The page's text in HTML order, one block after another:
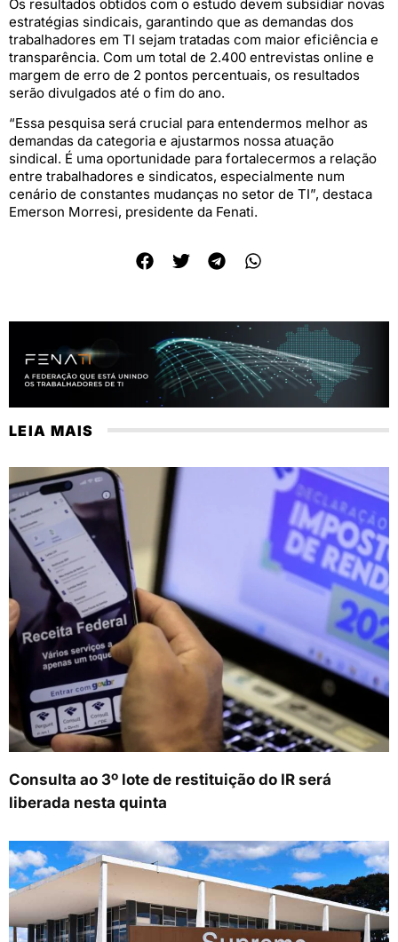
Os resultados obtidos com o estudo devem subsidiar novas
estratégias sindicais, garantindo que as demandas dos
trabalhadores em TI sejam tratadas com maior eficiência e
transparência. Com um total de 2.400 entrevistas online e
margem de erro de 2 pontos percentuais, os resultados
serão divulgados até o fim do ano.
“Essa pesquisa será crucial para entendermos melhor as
demandas da categoria e ajustarmos nossa atuação
sindical. É uma oportunidade para fortalecermos a relação
entre trabalhadores e sindicatos, especialmente num
cenário de constantes mudanças no setor de TI”, destaca
Emerson Morresi, presidente da Fenati.
LEIA MAIS
Consulta ao 3º lote de restituição do IR será
liberada nesta quinta